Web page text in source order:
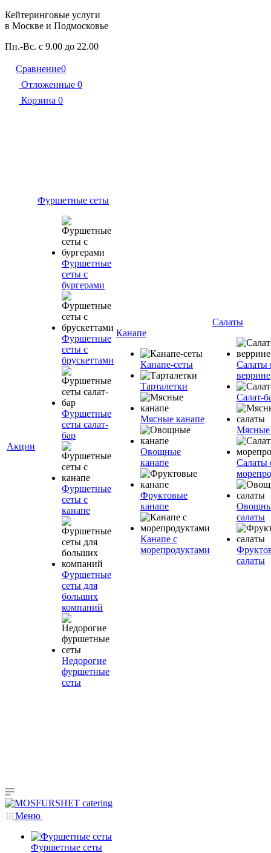
Кейтеринговые услуги
в Москве и Подмосковье
Пн.-Вс. с 9.00 до 22.00
Сравнение0
Отложенные 0
Корзина 0
Акции
Фуршетные сеты
Фуршетные
сеты с
бургерами
Фуршетные
сеты с
брускеттами
Фуршетные
сеты салат-
бар
Фуршетные
сеты с
канапе
Фуршетные
сеты для
больших
компаний
Недорогие
фуршетные
сеты
Канапе
Канапе-сеты
Тарталетки
Мясные канапе
Овощные
канапе
Фруктовые
канапе
Канапе с
морепродуктами
Салаты
Салаты
веррине
Салат-
Мясные
Салаты
салаты
салаты
Меню
Фуршетные сеты